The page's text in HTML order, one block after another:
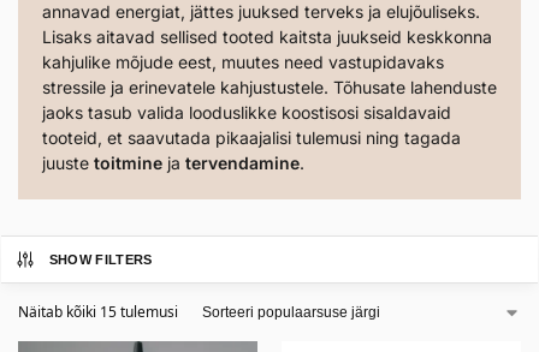
annavad energiat, jättes juuksed terveks ja elujõuliseks.
Lisaks aitavad sellised tooted kaitsta juukseid keskkonna
kahjulike mõjude eest, muutes need vastupidavaks
stressile ja erinevatele kahjustustele. Tõhusate lahenduste
jaoks tasub valida looduslikke koostisosi sisaldavaid
tooteid, et saavutada pikaajalisi tulemusi ning tagada
juuste toitmine ja tervendamine.
SHOW FILTERS
Näitab kõiki 15 tulemusi